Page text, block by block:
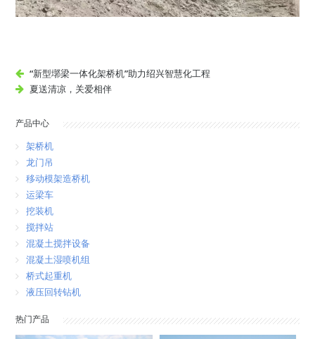
“新型墎梁一体化架桥机”助力绍兴智慧化工程
夏送清凉，关爱相伴
产品中心
架桥机
龙门吊
移动模架造桥机
运梁车
挖装机
搅拌站
混凝土搅拌设备
混凝土湿喷机组
桥式起重机
液压回转钻机
热门产品